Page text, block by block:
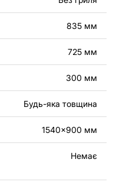
для створення
так і для
продаж
поширення цих
файлів заборонені.
додати будь-який
компанії або
Якщо вам
креслення
зв'яжіться з
835 мм
725 мм
300 мм
Будь-яка товщина
1540x900 мм
Немає